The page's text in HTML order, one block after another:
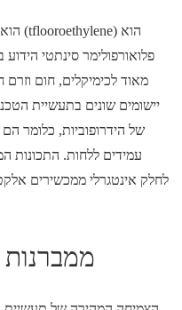
פלואורפולימר סינתטי
מאוד לכימיקלים, חום
יישומים שונים בתעשיית
של הידרופוביות, כלומר
עמידים ללחות. התכונות
לחלק אינטגרלי ממכשירים
ממברנות